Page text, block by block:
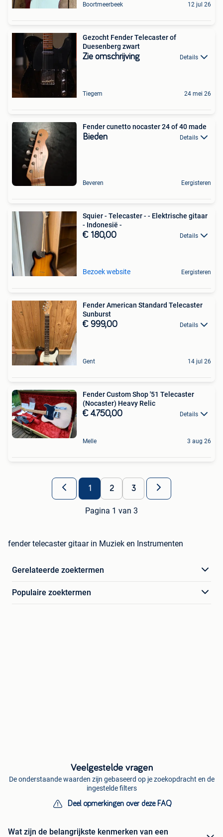
Boortmeerbeek 12 jul 26
Gezocht Fender Telecaster of
Duesenberg zwart
Zie omschrijving Details
Tiegem 24 mei 26
Fender cunetto nocaster 24 of 40 made
Bieden Details
Beveren Eergisteren
Squier - Telecaster - - Elektrische gitaar
- Indonesië -
€ 180,00 Details
Bezoek website Eergisteren
Fender American Standard Telecaster
Sunburst
€ 999,00 Details
Gent 14 jul 26
Fender Custom Shop '51 Telecaster
(Nocaster) Heavy Relic
€ 4.750,00 Details
Melle 3 aug 26
1 2 3
Pagina 1 van 3
fender telecaster gitaar in Muziek en Instrumenten
Gerelateerde zoektermen
Populaire zoektermen
Veelgestelde vragen
De onderstaande waarden zijn gebaseerd op je zoekopdracht en de
ingestelde filters
Deel opmerkingen over deze FAQ
Wat zijn de belangrijkste kenmerken van een